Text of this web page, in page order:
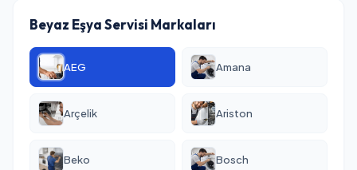
Beyaz Eşya Servisi Markaları
AEG Amana
Arçelik Ariston
Beko Bosch